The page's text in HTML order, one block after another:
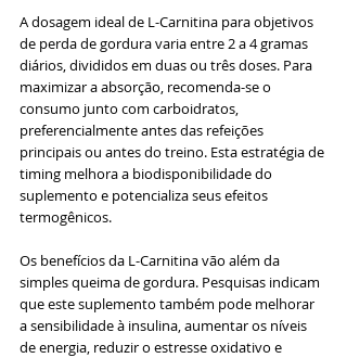
A dosagem ideal de L-Carnitina para objetivos
de perda de gordura varia entre 2 a 4 gramas
diários, divididos em duas ou três doses. Para
maximizar a absorção, recomenda-se o
consumo junto com carboidratos,
preferencialmente antes das refeições
principais ou antes do treino. Esta estratégia de
timing melhora a biodisponibilidade do
suplemento e potencializa seus efeitos
termogênicos.
Os benefícios da L-Carnitina vão além da
simples queima de gordura. Pesquisas indicam
que este suplemento também pode melhorar
a sensibilidade à insulina, aumentar os níveis
de energia, reduzir o estresse oxidativo e